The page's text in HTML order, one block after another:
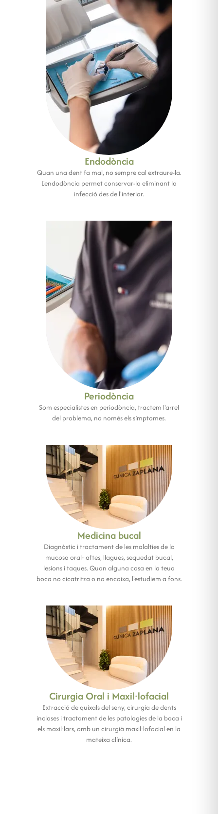
Endodòncia
Quan una dent fa mal, no sempre cal extraure-la.
L'endodòncia permet conservar-la eliminant la
infecció des de l'interior.
Periodòncia
Som especialistes en periodòncia, tractem l'arrel
del problema, no només els símptomes.
Medicina bucal
Diagnòstic i tractament de les malalties de la
mucosa oral: aftes, llagues, sequedat bucal,
lesions i taques. Quan alguna cosa en la teua
boca no cicatritza o no encaixa, l'estudiem a fons.
Cirurgia Oral i Maxil·lofacial
Extracció de quixals del seny, cirurgia de dents
incloses i tractament de les patologies de la boca i
els maxil·lars, amb un cirurgià maxil·lofacial en la
mateixa clínica.